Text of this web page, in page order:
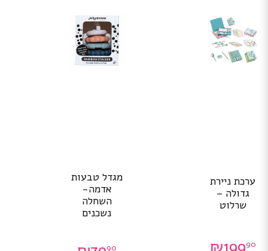
ערכת ניירת
גדולה –
שרלוט
90
מגדל טבעות
אדמה-
השחלה
נשכנים
90